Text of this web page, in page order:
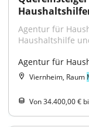
Agentur für
Haushaltshilfe
Agentur für
Viernheim, Raum
Von 34.400,00 €